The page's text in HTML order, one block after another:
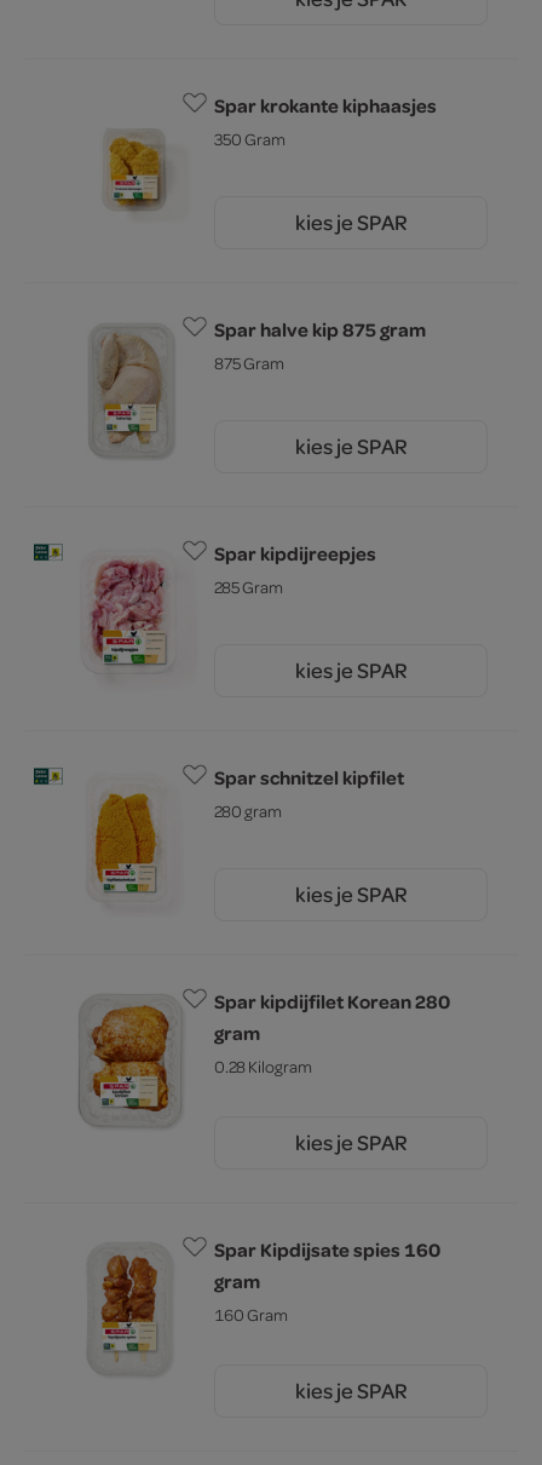
Spar krokante kiphaasjes
350 Gram
kies je SPAR
Spar halve kip 875 gram
875 Gram
kies je SPAR
Spar kipdijreepjes
285 Gram
kies je SPAR
Spar schnitzel kipfilet
280 gram
kies je SPAR
Spar kipdijfilet Korean 280
gram
0.28 Kilogram
kies je SPAR
Spar Kipdijsate spies 160
gram
160 Gram
kies je SPAR